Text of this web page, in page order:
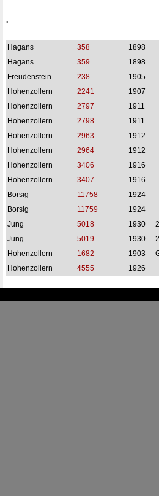
.
Hagans 358
1898
Hagans
359
1898
Freudenstein
238
1905
Hohenzollern
2241
1907
Hohenzollern
2797
1911
Hohenzollern
2798
1911
Hohenzollern
2963
1912
Hohenzollern
2964
1912
Hohenzollern
3406
1916
Hohenzollern
3407
1916
Borsig
11758
1924
Borsig
11759
1924
Jung
5018 1930
Jung
5019 1930
Hohenzollern
1682 1903
Hohenzollern
4555 1926